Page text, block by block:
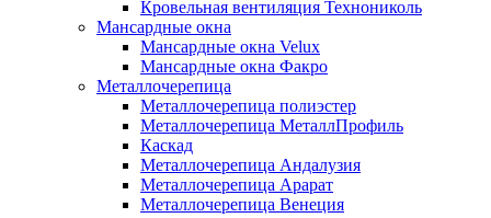
Кровельная вентиляция Технониколь
Мансардные окна
Мансардные окна Velux
Мансардные окна Факро
Металлочерепица
Металлочерепица полиэстер
Металлочерепица МеталлПрофиль
Каскад
Металлочерепица Андалузия
Металлочерепица Арарат
Металлочерепица Венеция